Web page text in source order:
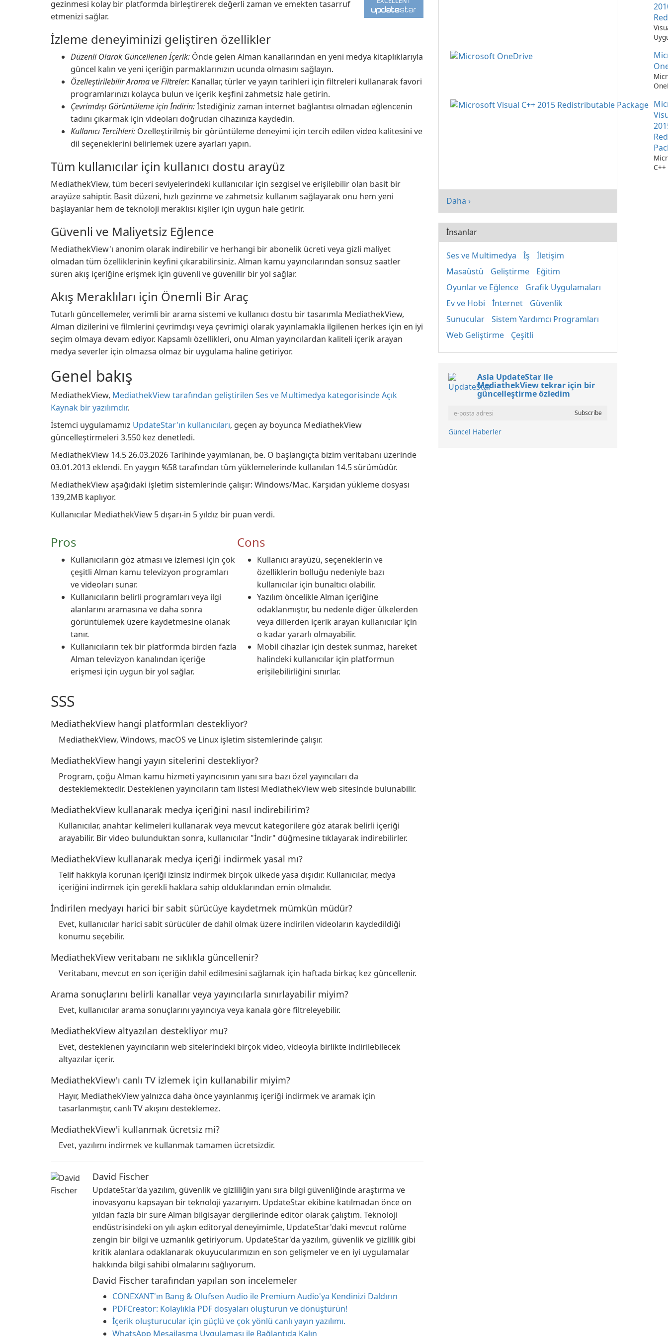
gezinmesi kolay bir platformda birleştirerek değerli zaman ve emekten tasarruf
etmenizi sağlar.
İzleme deneyiminizi geliştiren özellikler
Düzenli Olarak Güncellenen İçerik: Önde gelen Alman kanallarından en yeni medya kitaplıklarıyla
güncel kalın ve yeni içeriğin parmaklarınızın ucunda olmasını sağlayın.
Özelleştirilebilir Arama ve Filtreler: Kanallar, türler ve yayın tarihleri için filtreleri kullanarak favori
programlarınızı kolayca bulun ve içerik keşfini zahmetsiz hale getirin.
Çevrimdışı Görüntüleme için İndirin:İstediğiniz zaman internet bağlantısı olmadan eğlencenin
tadını çıkarmak için videoları doğrudan cihazınıza kaydedin.
Kullanıcı Tercihleri: Özelleştirilmiş bir görüntüleme deneyimi için tercih edilen video kalitesini ve
dil seçeneklerini belirlemek üzere ayarları yapın.
Tüm kullanıcılar için kullanıcı dostu arayüz
MediathekView, tüm beceri seviyelerindeki kullanıcılar için sezgisel ve erişilebilir olan basit bir
arayüze sahiptir. Basit düzeni, hızlı gezinme ve zahmetsiz kullanım sağlayarak onu hem yeni
başlayanlar hem de teknoloji meraklısı kişiler için uygun hale getirir.
Güvenli ve Maliyetsiz Eğlence
MediathekView'ı anonim olarak indirebilir ve herhangi bir abonelik ücreti veya gizli maliyet
olmadan tüm özelliklerinin keyfini çıkarabilirsiniz. Alman kamu yayıncılarından sonsuz saatler
süren akış içeriğine erişmek için güvenli ve güvenilir bir yol sağlar.
Akış Meraklıları için Önemli Bir Araç
Tutarlı güncellemeler, verimli bir arama sistemi ve kullanıcı dostu bir tasarımla MediathekView,
Alman dizilerini ve filmlerini çevrimdışı veya çevrimiçi olarak yayınlamakla ilgilenen herkes için en iyi
seçim olmaya devam ediyor. Kapsamlı özellikleri, onu Alman yayıncılardan kaliteli içerik arayan
medya severler için olmazsa olmaz bir uygulama haline getiriyor.
Genel bakış
MediathekView, MediathekView tarafından geliştirilen Ses ve Multimedya kategorisinde Açık
Kaynak bir yazılımdır.
İstemci uygulamamız UpdateStar'ın kullanıcıları, geçen ay boyunca MediathekView
güncelleştirmeleri 3.550 kez denetledi.
MediathekView 14.5 26.03.2026 Tarihinde yayımlanan, be. O başlangıçta bizim veritabanı üzerinde
03.01.2013 eklendi. En yaygın %58 tarafından tüm yüklemelerinde kullanılan 14.5 sürümüdür.
MediathekView aşağıdaki işletim sistemlerinde çalışır: Windows/Mac. Karşıdan yükleme dosyası
139,2MB kaplıyor.
Kullanıcılar MediathekView 5 dışarı-in 5 yıldız bir puan verdi.
Pros
Kullanıcıların göz atması ve izlemesi için çok
çeşitli Alman kamu televizyon programları
ve videoları sunar.
Kullanıcıların belirli programları veya ilgi
alanlarını aramasına ve daha sonra
görüntülemek üzere kaydetmesine olanak
tanır.
Kullanıcıların tek bir platformda birden fazla
Alman televizyon kanalından içeriğe
erişmesi için uygun bir yol sağlar.
Cons
Kullanıcı arayüzü, seçeneklerin ve
özelliklerin bolluğu nedeniyle bazı
kullanıcılar için bunaltıcı olabilir.
Yazılım öncelikle Alman içeriğine
odaklanmıştır, bu nedenle diğer ülkelerden
veya dillerden içerik arayan kullanıcılar için
o kadar yararlı olmayabilir.
Mobil cihazlar için destek sunmaz, hareket
halindeki kullanıcılar için platformun
erişilebilirliğini sınırlar.
SSS
MediathekView hangi platformları destekliyor?
MediathekView, Windows, macOS ve Linux işletim sistemlerinde çalışır.
MediathekView hangi yayın sitelerini destekliyor?
Program, çoğu Alman kamu hizmeti yayıncısının yanı sıra bazı özel yayıncıları da
desteklemektedir. Desteklenen yayıncıların tam listesi MediathekView web sitesinde bulunabilir.
MediathekView kullanarak medya içeriğini nasıl indirebilirim?
Kullanıcılar, anahtar kelimeleri kullanarak veya mevcut kategorilere göz atarak belirli içeriği
arayabilir. Bir video bulunduktan sonra, kullanıcılar "İndir" düğmesine tıklayarak indirebilirler.
MediathekView kullanarak medya içeriği indirmek yasal mı?
Telif hakkıyla korunan içeriği izinsiz indirmek birçok ülkede yasa dışıdır. Kullanıcılar, medya
içeriğini indirmek için gerekli haklara sahip olduklarından emin olmalıdır.
İndirilen medyayı harici bir sabit sürücüye kaydetmek mümkün müdür?
Evet, kullanıcılar harici sabit sürücüler de dahil olmak üzere indirilen videoların kaydedildiği
konumu seçebilir.
MediathekView veritabanı ne sıklıkla güncellenir?
Veritabanı, mevcut en son içeriğin dahil edilmesini sağlamak için haftada birkaç kez güncellenir.
Arama sonuçlarını belirli kanallar veya yayıncılarla sınırlayabilir miyim?
Evet, kullanıcılar arama sonuçlarını yayıncıya veya kanala göre filtreleyebilir.
MediathekView altyazıları destekliyor mu?
Evet, desteklenen yayıncıların web sitelerindeki birçok video, videoyla birlikte indirilebilecek
altyazılar içerir.
MediathekView'ı canlı TV izlemek için kullanabilir miyim?
Hayır, MediathekView yalnızca daha önce yayınlanmış içeriği indirmek ve aramak için
tasarlanmıştır, canlı TV akışını desteklemez.
MediathekView'i kullanmak ücretsiz mi?
Evet, yazılımı indirmek ve kullanmak tamamen ücretsizdir.
David Fischer
UpdateStar'da yazılım, güvenlik ve gizliliğin yanı sıra bilgi güvenliğinde araştırma ve
inovasyonu kapsayan bir teknoloji yazarıyım. UpdateStar ekibine katılmadan önce on
yıldan fazla bir süre Alman bilgisayar dergilerinde editör olarak çalıştım. Teknoloji
endüstrisindeki on yılı aşkın editoryal deneyimimle, UpdateStar'daki mevcut rolüme
zengin bir bilgi ve uzmanlık getiriyorum. UpdateStar'da yazılım, güvenlik ve gizlilik gibi
kritik alanlara odaklanarak okuyucularımızın en son gelişmeler ve en iyi uygulamalar
hakkında bilgi sahibi olmalarını sağlıyorum.
David Fischer tarafından yapılan son incelemeler
CONEXANT'ın Bang & Olufsen Audio ile Premium Audio'ya Kendinizi Daldırın
PDFCreator: Kolaylıkla PDF dosyaları oluşturun ve dönüştürün!
İçerik oluşturucular için güçlü ve çok yönlü canlı yayın yazılımı.
WhatsApp Mesajlaşma Uygulaması ile Bağlantıda Kalın
Daha ›
İnsanlar
Ses ve Multimedya İş
İletişim
Masaüstü
Geliştirme
Eğitim
Oyunlar ve Eğlence
Grafik Uygulamaları
Ev ve Hobi
İnternet
Güvenlik
Sunucular
Sistem Yardımcı Programları
Web Geliştirme
Çeşitli
Asla UpdateStar ile
MediathekView tekrar için bir
güncelleştirme özledim
Güncel Haberler